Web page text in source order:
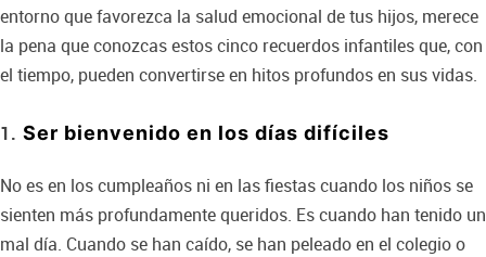
entorno que favorezca la salud emocional de tus hijos, merece
la pena que conozcas estos cinco recuerdos infantiles que, con
el tiempo, pueden convertirse en hitos profundos en sus vidas.
Ser bienvenido en los días difíciles
No es en los cumpleaños ni en las fiestas cuando los niños se
sienten más profundamente queridos. Es cuando han tenido un
mal día. Cuando se han caído, se han peleado en el colegio o